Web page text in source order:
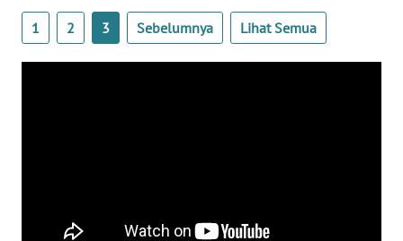
1 2 3 Sebelumnya Lihat Semua
Regional